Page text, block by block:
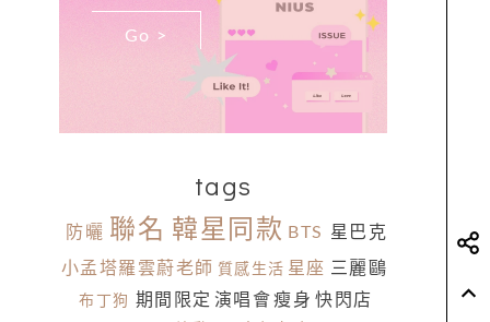
Go >
tags
防曬 聯名 韓星同款 BTS 星巴克
小孟塔羅雲蔚老師 質感生活 星座 三麗鷗
布丁狗 期間限定 演唱會 瘦身 快閃店